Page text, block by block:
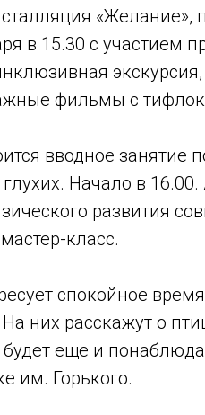
в 15.30 с участием
фильмы с
вводное занятие
Начало в
развития
класс.
спокойное
них расскажут о
еще и
им. Горького.